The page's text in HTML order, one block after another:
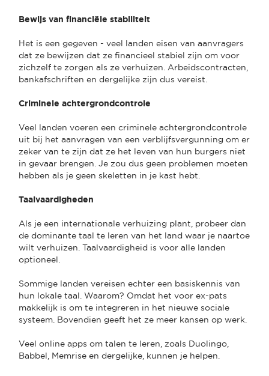
Bewijs van financiële stabiliteit
Het is een gegeven - veel landen eisen van aanvragers
dat ze bewijzen dat ze financieel stabiel zijn om voor
zichzelf te zorgen als ze verhuizen. Arbeidscontracten,
bankafschriften en dergelijke zijn dus vereist.
Criminele achtergrondcontrole
Veel landen voeren een criminele achtergrondcontrole
uit bij het aanvragen van een verblijfsvergunning om er
zeker van te zijn dat ze het leven van hun burgers niet
in gevaar brengen. Je zou dus geen problemen moeten
hebben als je geen skeletten in je kast hebt.
Taalvaardigheden
Als je een internationale verhuizing plant, probeer dan
de dominante taal te leren van het land waar je naartoe
wilt verhuizen. Taalvaardigheid is voor alle landen
optioneel.
Sommige landen vereisen echter een basiskennis van
hun lokale taal. Waarom? Omdat het voor ex-pats
makkelijk is om te integreren in het nieuwe sociale
systeem. Bovendien geeft het ze meer kansen op werk.
Veel online apps om talen te leren, zoals Duolingo,
Babbel, Memrise en dergelijke, kunnen je helpen.